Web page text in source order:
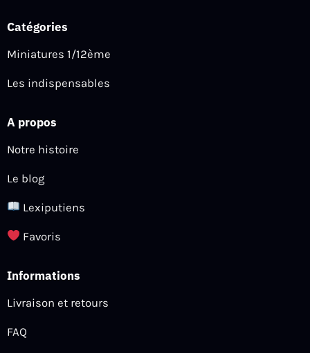
Catégories
Miniatures 1/12ème
Les indispensables
A propos
Notre histoire
Le blog
Lexiputiens
Favoris
Informations
Livraison et retours
FAQ